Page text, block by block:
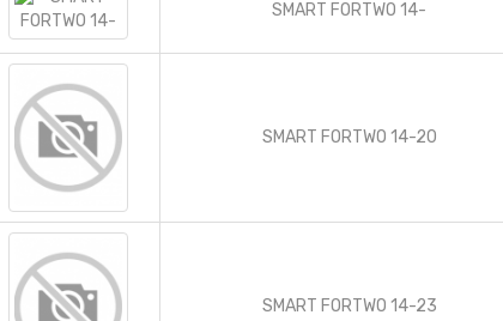
SMART FORTWO 14-
SMART FORTWO 14-20
SMART FORTWO 14-23